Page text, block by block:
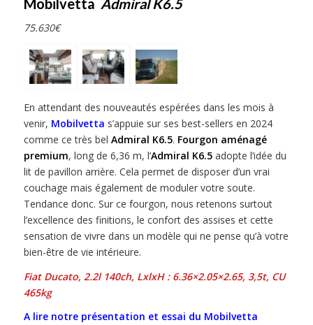
Mobilvetta Admiral K6.5
75.630€
En attendant des nouveautés espérées dans les mois à
venir, Mobilvetta s’appuie sur ses best-sellers en 2024
comme ce très bel Admiral K6.5. Fourgon aménagé
premium, long de 6,36 m, l’Admiral K6.5adopte l’idée du
lit de pavillon arrière. Cela permet de disposer d’un vrai
couchage mais également de moduler votre soute.
Tendance donc. Sur ce fourgon, nous retenons surtout
l’excellence des finitions, le confort des assises et cette
sensation de vivre dans un modèle qui ne pense qu’à votre
bien-être de vie intérieure.
Fiat Ducato, 2.2l 140ch, LxlxH : 6.36×2.05×2.65, 3,5t, CU
465kg
A lire notre présentation et essai du Mobilvetta